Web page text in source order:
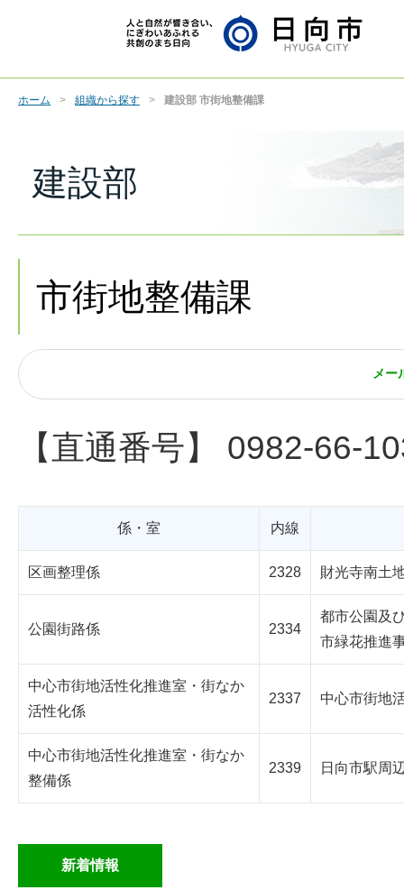
ホーム 組織から探す 建設部 市街地整備課
建設部
市街地整備課
メー
【直通番号】 0982-66-
係・室 内線
区画整理係 2328 財光寺南土
公園街路係 2334
都市公園及
市緑花推進
中心市街地活性化推進室・街なか
活性化係
2337 中心市街地
中心市街地活性化推進室・街なか
整備係
2339 日向市駅周
新着情報